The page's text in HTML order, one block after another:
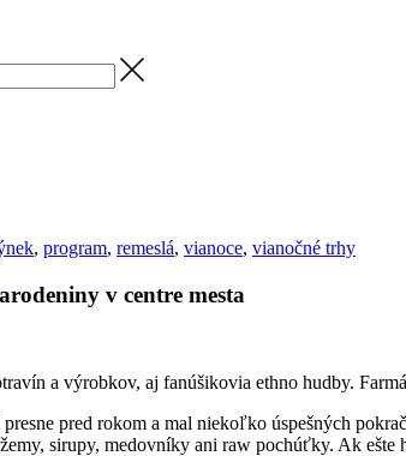
, program, remeslá, vianoce, vianočné trhy
v centre mesta
a výrobkov, aj fanúšikovia ethno hudby.
pred rokom a mal niekoľko úspešných
sirupy, medovníky ani raw pochúťky. Ak